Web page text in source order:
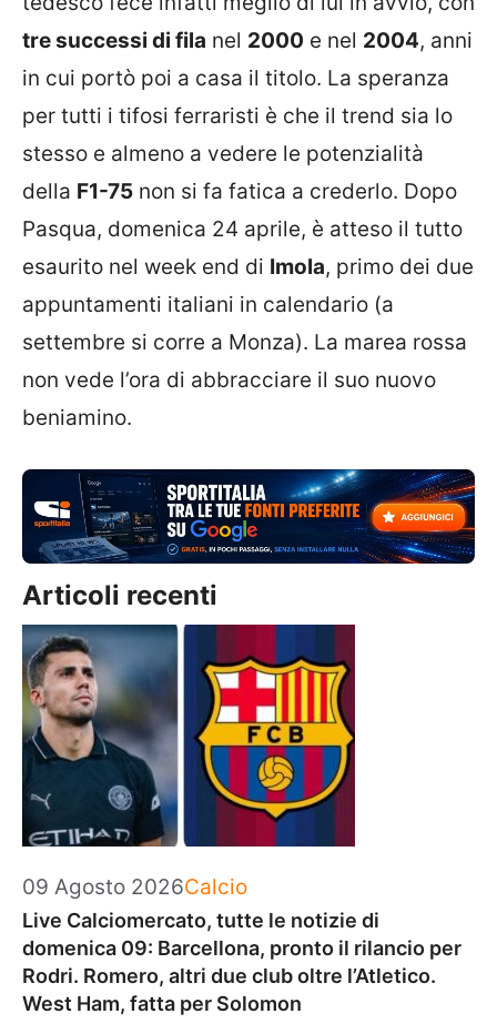
tre successi di fila nel 2000 e nel 2004, anni
in cui portò poi a casa il titolo. La speranza
per tutti i tifosi ferraristi è che il trend sia lo
stesso e almeno a vedere le potenzialità
della F1-75 non si fa fatica a crederlo. Dopo
Pasqua, domenica 24 aprile, è atteso il tutto
esaurito nel week end di Imola, primo dei due
appuntamenti italiani in calendario (a
settembre si corre a Monza). La marea rossa
non vede l’ora di abbracciare il suo nuovo
beniamino.
Articoli recenti
09 Agosto 2026Categorie
Calcio
Live Calciomercato, tutte le notizie di
domenica 09: Barcellona, pronto il rilancio per
Rodri. Romero, altri due club oltre l’Atletico.
West Ham, fatta per Solomon